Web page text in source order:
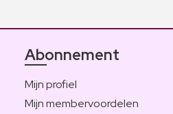
Abonnement
Mijn profiel
Mijn membervoordelen